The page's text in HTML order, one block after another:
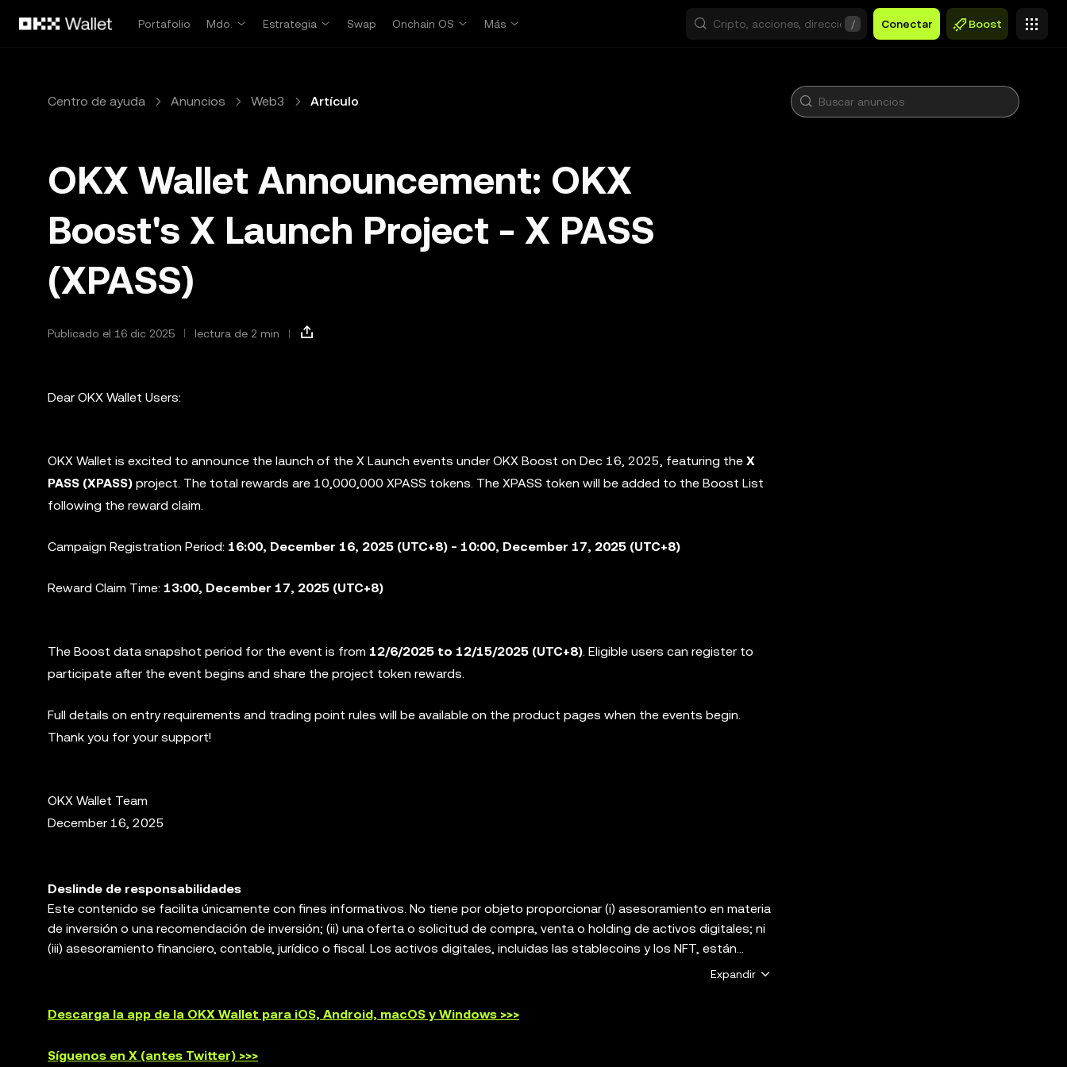
Portafolio
Mdo. Estrategia Swap Onchain OS Más / Conectar Boost
Centro de ayuda Anuncios Web3 Artículo
OKX Wallet Announcement: OKX
Boost's X Launch Project - X PASS
(XPASS)
Publicado el 16 dic 2025 lectura de 2 min
Dear OKX Wallet Users:
OKX Wallet is excited to announce the launch of the X Launch events under OKX Boost on Dec 16, 2025, featuring the X
PASS (XPASS) project. The total rewards are 10,000,000 XPASS tokens. The XPASS token will be added to the Boost List
following the reward claim.
Campaign Registration Period: 16:00, December 16, 2025 (UTC+8) - 10:00, December 17, 2025 (UTC+8)
Reward Claim Time: 13:00, December 17, 2025 (UTC+8)
The Boost data snapshot period for the event is from 12/6/2025 to 12/15/2025 (UTC+8). Eligible users can register to
participate after the event begins and share the project token rewards.
Full details on entry requirements and trading point rules will be available on the product pages when the events begin.
Thank you for your support!
OKX Wallet Team
December 16, 2025
Deslinde de responsabilidades
Este contenido se facilita únicamente con fines informativos. No tiene por objeto proporcionar (i) asesoramiento en materia
de inversión o una recomendación de inversión; (ii) una oferta o solicitud de compra, venta o holding de activos digitales; ni
(iii) asesoramiento financiero, contable, jurídico o fiscal. Los activos digitales, incluidas las stablecoins y los NFT, están
sujetos a la volatilidad del mercado, implican un alto grado de riesgo y pueden llegar a perder todo su valor. Consulta a tu
Wallet es solo un servicio de software de billetera de autocustodia que te permite descubrir e interactuar con las
productos no están disponibles en determinadas regiones. La OKX Web3 Wallet y sus servicios adicionales no son ofertas
Expandir
Descarga la app de la OKX Wallet para iOS, Android, macOS y Windows >>>
Síguenos en X (antes Twitter) >>>